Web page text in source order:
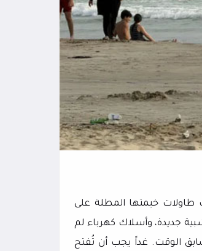
طاولات خيمتها المطلة على
جديدة، وأسلاك كهرباء لم
الوقت. غداً يجب أن تُفتح